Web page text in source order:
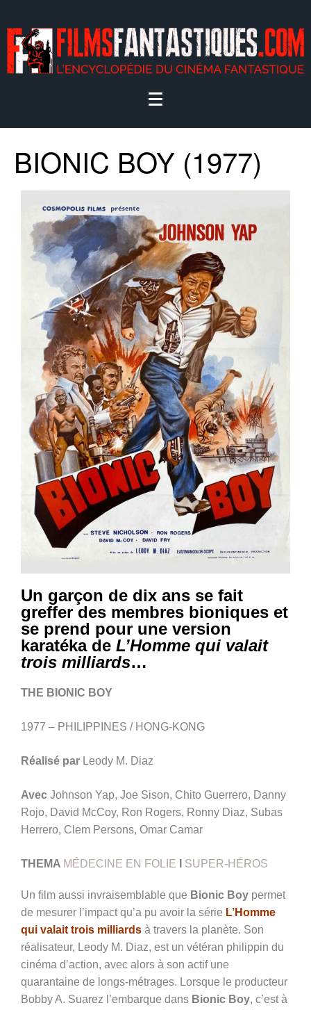
BIONIC BOY (1977)
Un garçon de dix ans se fait
greffer des membres bioniques et
se prend pour une version
karatéka de L’Homme qui valait
trois milliards…
THE BIONIC BOY
1977 – PHILIPPINES / HONG-KONG
Réalisé par Leody M. Diaz
Avec Johnson Yap, Joe Sison, Chito Guerrero, Danny
Rojo, David McCoy, Ron Rogers, Ronny Diaz, Subas
Herrero, Clem Persons, Omar Camar
THEMA MÉDECINE EN FOLIE SUPER-HÉROS
Un film aussi invraisemblable que Bionic Boy permet
de mesurer l’impact qu’a pu avoir la série L’Homme
qui valait trois milliards à travers la planète. Son
réalisateur, Leody M. Diaz, est un vétéran philippin du
cinéma d’action, avec alors à son actif une
quarantaine de longs-métrages. Lorsque le producteur
Bobby A. Suarez l’embarque dans Bionic Boy, c’est à